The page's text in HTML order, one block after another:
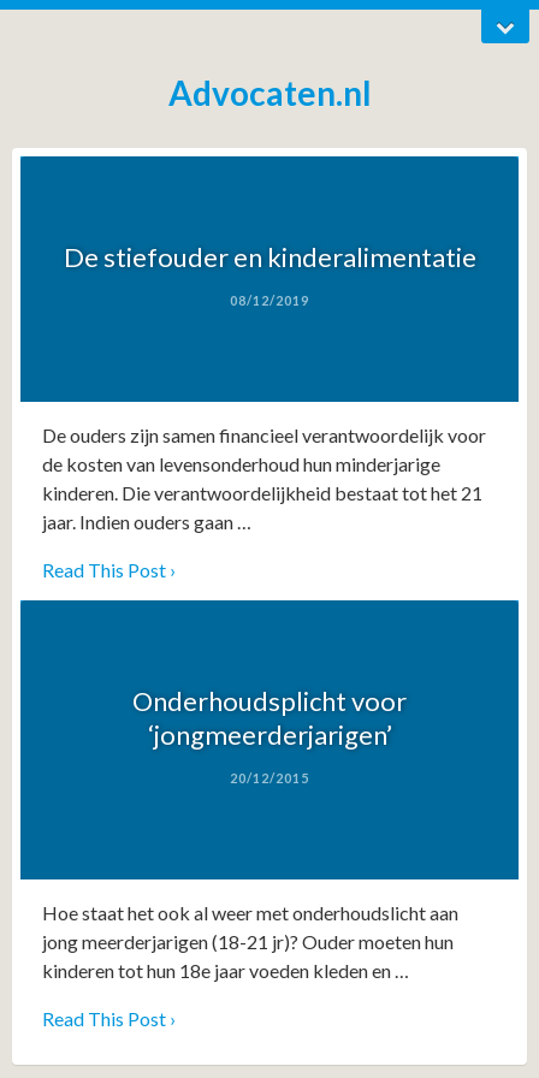
Advocaten.nl
De stiefouder en kinderalimentatie
08/12/2019
De ouders zijn samen financieel verantwoordelijk voor
de kosten van levensonderhoud hun minderjarige
kinderen. Die verantwoordelijkheid bestaat tot het 21
jaar. Indien ouders gaan …
Read This Post ›
Onderhoudsplicht voor
‘jongmeerderjarigen’
20/12/2015
Hoe staat het ook al weer met onderhoudslicht aan
jong meerderjarigen (18-21 jr)? Ouder moeten hun
kinderen tot hun 18e jaar voeden kleden en …
Read This Post ›